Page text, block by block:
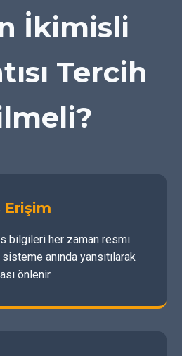
İkimisli
Tercih
Erişim
bilgileri her zaman resmi
anında yansıtılarak
önlenir.